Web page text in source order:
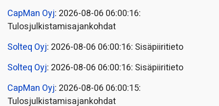
CapMan Oyj: 2026-08-06 06:00:16:
Tulosjulkistamisajankohdat
Solteq Oyj: 2026-08-06 06:00:16: Sisäpiiritieto
Solteq Oyj: 2026-08-06 06:00:16: Sisäpiiritieto
CapMan Oyj: 2026-08-06 06:00:15:
Tulosjulkistamisajankohdat